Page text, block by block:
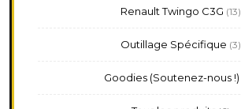
Renault Twingo C3G 1313
Outillage Spécifique 33
Goodies (Soutenez-nous !)